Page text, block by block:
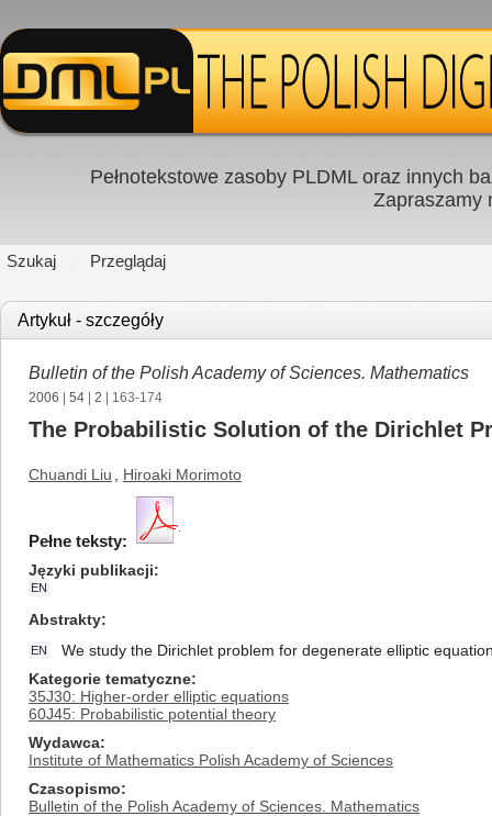
Pełnotekstowe zasoby PLDML oraz innych
Zapraszamy
Szukaj Przeglądaj
Artykuł - szczegóły
Bulletin of the Polish Academy of Sciences. Mathematics
2006 54 2 | 163-174
The Probabilistic Solution of the Dirichlet
Chuandi Liu Hiroaki Morimoto
Pełne teksty:
Języki publikacji
EN
Abstrakty
EN
We study the Dirichlet problem for degenerate elliptic
Kategorie tematyczne
35J30: Higher-order elliptic equations
60J45: Probabilistic potential theory
Wydawca
Institute of Mathematics Polish Academy of Sciences
Czasopismo
Bulletin of the Polish Academy of Sciences. Mathematics